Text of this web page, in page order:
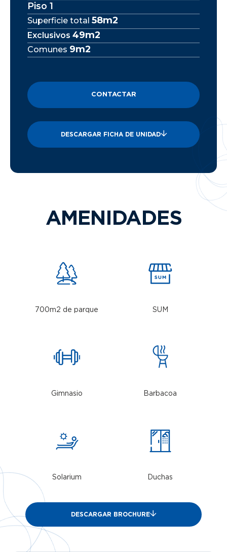
Piso 1
Superficie total 58m2
Exclusivos 49m2
Comunes 9m2
CONTACTAR
DESCARGAR FICHA DE UNIDAD
AMENIDADES
700m2 de parque SUM
Gimnasio Barbacoa
Solarium Duchas
DESCARGAR BROCHURE